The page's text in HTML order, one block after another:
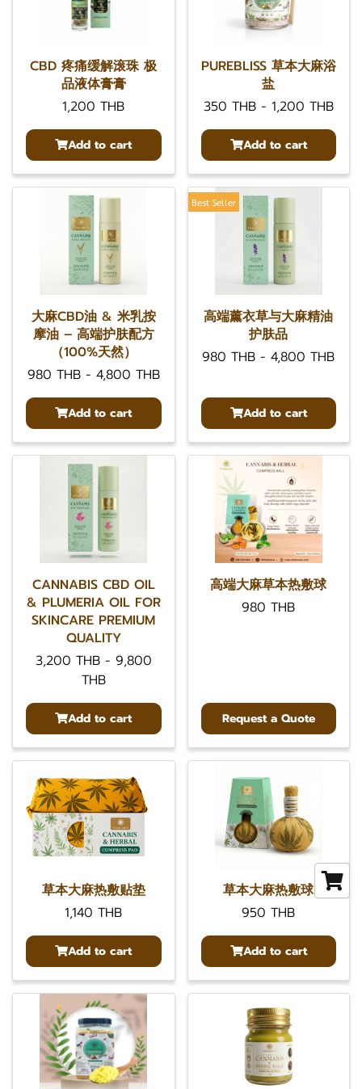
CBD 疼痛缓解滚珠 极
品液体膏膏
1,200 THB
Add to cart
PUREBLISS 草本大麻浴
盐
350 THB- 1,200 THB
Add to cart
大麻CBD油 & 米乳按
摩油 – 高端护肤配方
（100%天然）
980 THB- 4,800 THB
Add to cart
Best Seller
高端薰衣草与大麻精油
护肤品
980 THB -4,800 THB
Add to cart
CANNABIS CBD OIL
& PLUMERIA OIL FOR
SKINCARE PREMIUM
QUALITY
3,200 THB- 9,800
THB
Add to cart
高端大麻草本热敷球
980 THB
Request a Quote
草本大麻热敷贴垫
1,140 THB
Add to cart
草本大麻热敷球
950 THB
Add to cart